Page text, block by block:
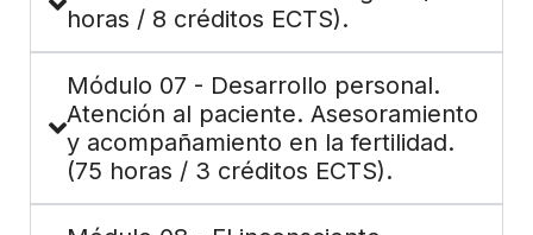
horas / 8 créditos ECTS).
Módulo 07 - Desarrollo personal.
Atención al paciente. Asesoramiento
y acompañamiento en la fertilidad.
(75 horas / 3 créditos ECTS).